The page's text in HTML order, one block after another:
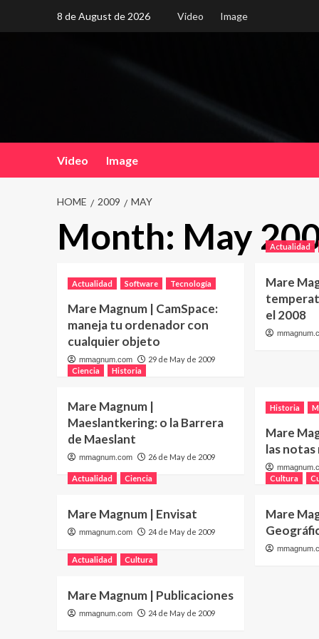
8 de August de 2026 Video Image
Video Image
HOME 2009 MAY
Month: May
Actualidad Software Tecnología
Mare Magnum | CamSpace:
maneja tu ordenador con
cualquier objeto
mmagnum.com 29 de May de 2009
Actualidad
Mare
el 2008
Ciencia
Historia
Mare Magnum |
Maeslantkering: o la Barrera
de Maeslant
mmagnum.com 26 de May de 2009
Historia
Mare
las notas
Actualidad Ciencia
Mare Magnum | Envisat
mmagnum.com 24 de May de 2009
Cultura
Mare
Actualidad Cultura
Mare Magnum | Publicaciones
mmagnum.com 24 de May de 2009